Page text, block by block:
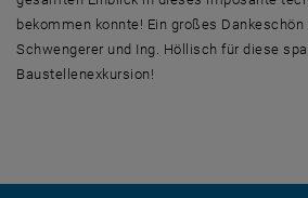
bekommen konnte! Ein großes Dankeschön
Schwengerer und Ing. Höllisch für diese
Baustellenexkursion!